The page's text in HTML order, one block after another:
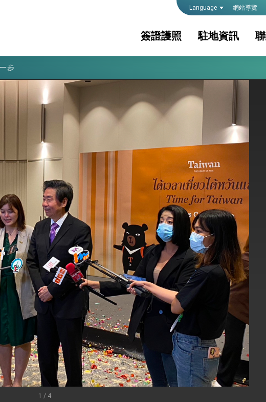
Language 網站導覽
簽證護照
領務組簡介 護照
文件證明
外籍配偶結
領務公告
駐地資訊
國家相關資訊 簽證及入
消保及性平諮詢機
構
行事曆
與健康產業展」預告短片，向世界展現台灣守護全球健康的創新能量
相近國家共同維護國際秩序
步
將以3大面向加速臺灣經濟轉型升級 籲請立院全力支持並盡速通過
項產品豁免對等關稅
結合作方能守護繁榮
外交部長林佳龍出席《台灣光華雜誌》50週年慶「見證蛻變，分享世界的光華」開幕式，期許數位轉 型迎向下個50年
略方向 盼與民主夥伴共同引領 下一個世代的繁榮
籲深化台印尼半導體供應鏈合作
深化跨大西洋戰略夥伴關係
協定」簽署
持「臺美對等貿易協定」簽署
榮邦目標
會議
歐美日關係深化
1 / 4